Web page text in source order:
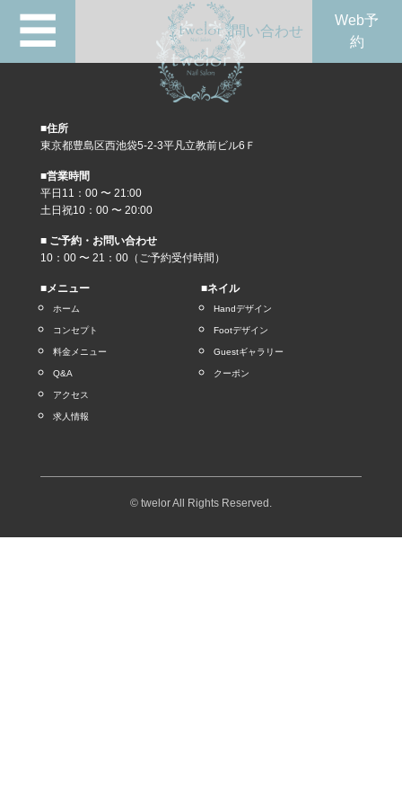
☰ 問い合わせ
Web予
約
■住所
東京都豊島区西池袋5-2-3平凡立教前ビル6Ｆ
■営業時間
平日11：00 〜 21:00
土日祝10：00 〜 20:00
■ ご予約・お問い合わせ
10：00 〜 21：00（ご予約受付時間）
■メニュー
ホーム
コンセプト
料金メニュー
Q&A
アクセス
求人情報
■ネイル
Handデザイン
Footデザイン
Guestギャラリー
クーポン
© twelor All Rights Reserved.